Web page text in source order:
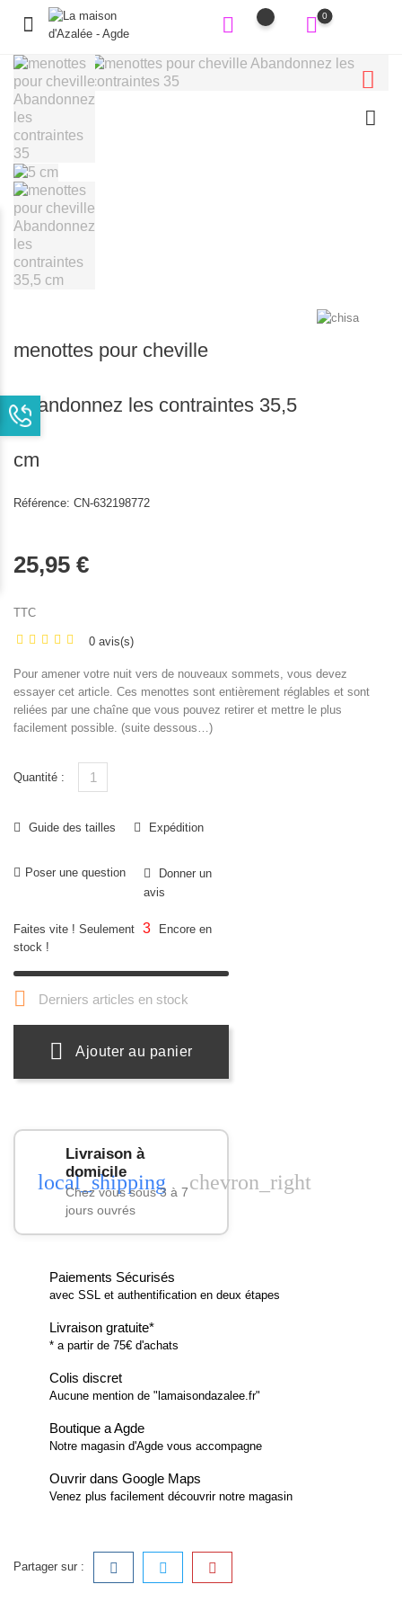
0
menottes pour cheville
Abandonnez les contraintes 35,5
cm
Référence: CN-632198772
25,95 €
TTC
0 avis(s)
Pour amener votre nuit vers de nouveaux sommets, vous devez
essayer cet article. Ces menottes sont entièrement réglables et sont
reliées par une chaîne que vous pouvez retirer et mettre le plus
facilement possible. (suite dessous…)
Quantité :
Guide des tailles Expédition
Poser une question
Donner un
avis
Faites vite ! Seulement 3
Encore en
stock !
 Derniers articles en stock
Ajouter au panier
local_shipping
Livraison à
domicile
Chez vous sous 3 à 7
jours ouvrés
chevron_right
Paiements Sécurisés
avec SSL et authentification en deux étapes
Livraison gratuite*
* a partir de 75€ d'achats
Colis discret
Aucune mention de "lamaisondazalee.fr"
Boutique a Agde
Notre magasin d'Agde vous accompagne
Ouvrir dans Google Maps
Venez plus facilement découvrir notre magasin
Partager sur :